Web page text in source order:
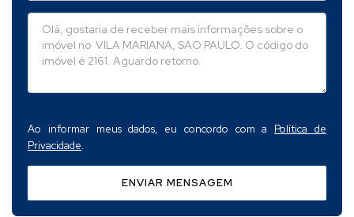
Ao informar meus dados, eu concordo com a Política de
Privacidade.
ENVIAR MENSAGEM